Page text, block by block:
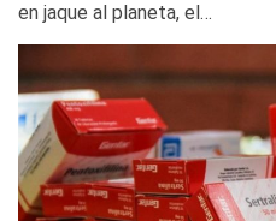
en jaque al planeta, el…